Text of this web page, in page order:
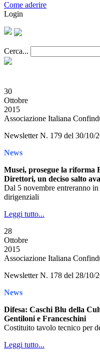
Come aderire
Login
Cerca...
30
Ottobre
2015
Associazione Italiana
Newsletter N. 179 del 30/10/
News
Musei, prosegue la riforma
Direttori, un deciso salto
Dal 5 novembre entreranno
dirigenziali
Leggi tutto...
28
Ottobre
2015
Associazione Italiana
Newsletter N. 178 del 28/10/
News
Difesa: Caschi Blu della
Gentiloni e Franceschini
Costituito tavolo tecnico per
Leggi tutto...